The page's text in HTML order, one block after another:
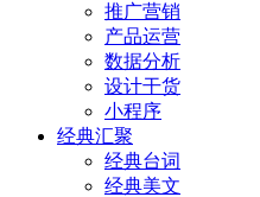
推广营销
产品运营
数据分析
设计干货
小程序
经典汇聚
经典台词
经典美文